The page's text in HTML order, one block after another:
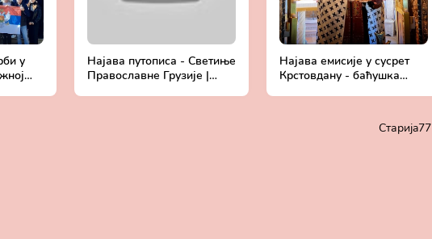
у
Најава путописа - Светиње
Православне Грузије |
Најава емисије у сусрет
Крстовдану - баћушка
Старијa77